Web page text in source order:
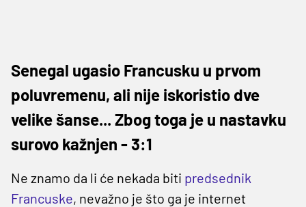
Senegal ugasio Francusku u prvom
poluvremenu, ali nije iskoristio dve
velike šanse... Zbog toga je u nastavku
surovo kažnjen - 3:1
Ne znamo da li će nekada biti predsednik
Francuske, nevažno je što ga je internet